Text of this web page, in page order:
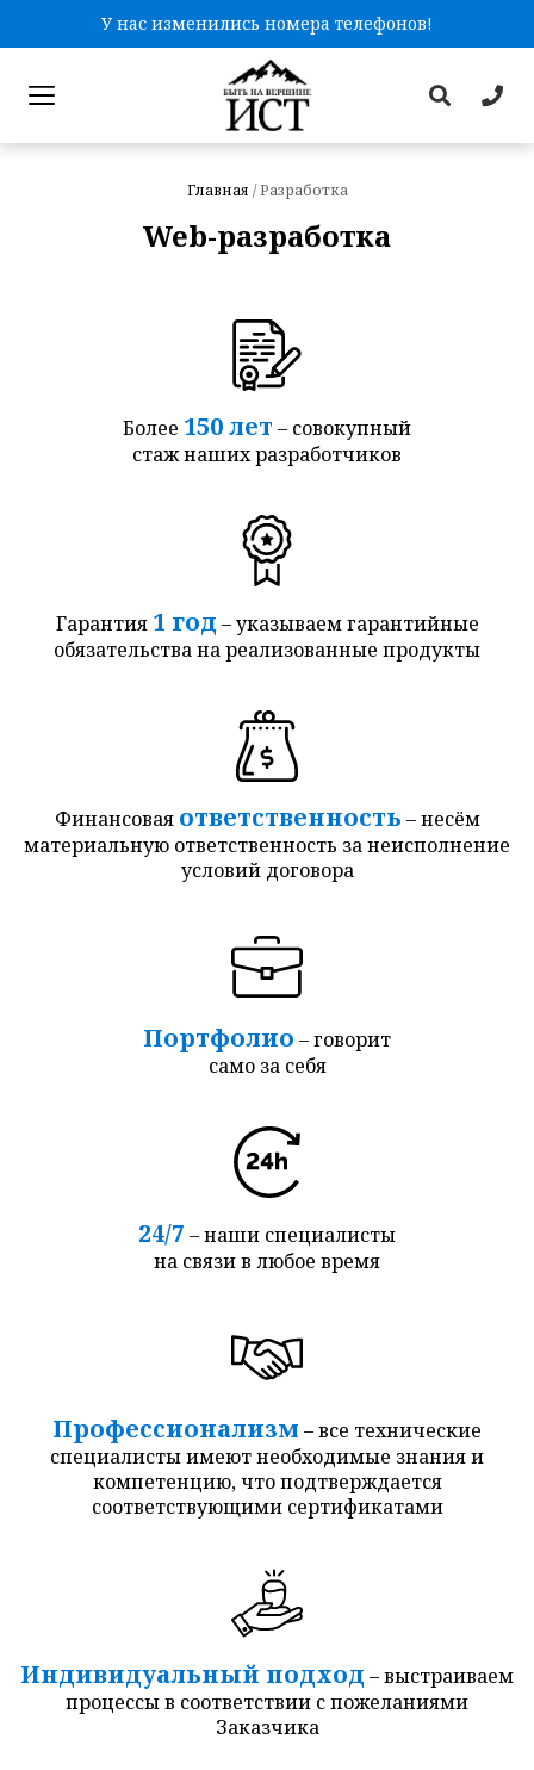
У нас изменились номера телефонов!
Главная /Разработка
Web-разработка
Более 150 лет – совокупный
стаж наших разработчиков
Гарантия 1 год – указываем гарантийные
обязательства на реализованные продукты
Финансовая ответственность – несём
материальную ответственность за неисполнение
условий договора
Портфолио – говорит
само за себя
24/7 – наши специалисты
на связи в любое время
Профессионализм – все технические
специалисты имеют необходимые знания и
компетенцию, что подтверждается
соответствующими сертификатами
Индивидуальный подход – выстраиваем
процессы в соответствии с пожеланиями
Заказчика